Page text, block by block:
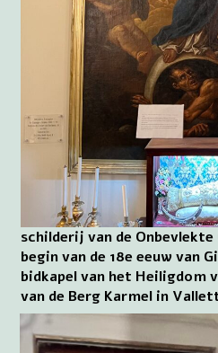
schilderij van de
begin van de 18e eeuw van
bidkapel van het Heiligdom
van de Berg Karmel in